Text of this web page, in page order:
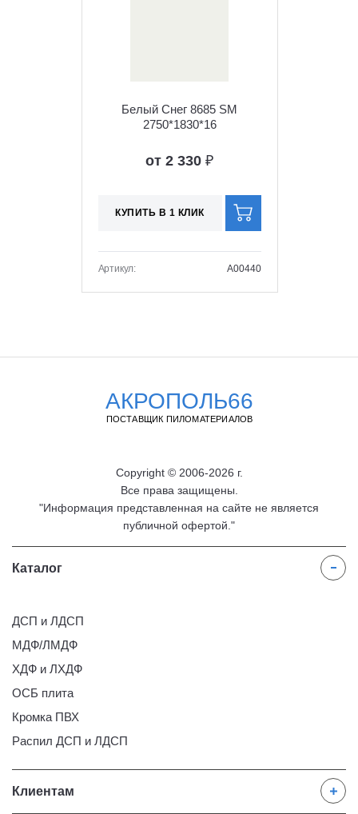
Белый Снег 8685 SM
2750*1830*16
от 2 330 ₽
КУПИТЬ В 1 КЛИК
Артикул: A00440
АКРОПОЛЬ66
ПОСТАВЩИК ПИЛОМАТЕРИАЛОВ
Copyright © 2006-2026 г.
Все права защищены.
"Информация представленная на сайте не является
публичной офертой."
Каталог
ДСП и ЛДСП
МДФ/ЛМДФ
ХДФ и ЛХДФ
ОСБ плита
Кромка ПВХ
Распил ДСП и ЛДСП
Клиентам